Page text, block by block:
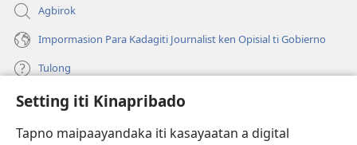
Setting iti Kinapribado
Tapno maipaayandaka iti kasayaatan a digital
Agbirok
Impormasion Para Kadagiti Journalist ken Opisial ti Gobierno
Tulong
Donasion
(manglukat
iti